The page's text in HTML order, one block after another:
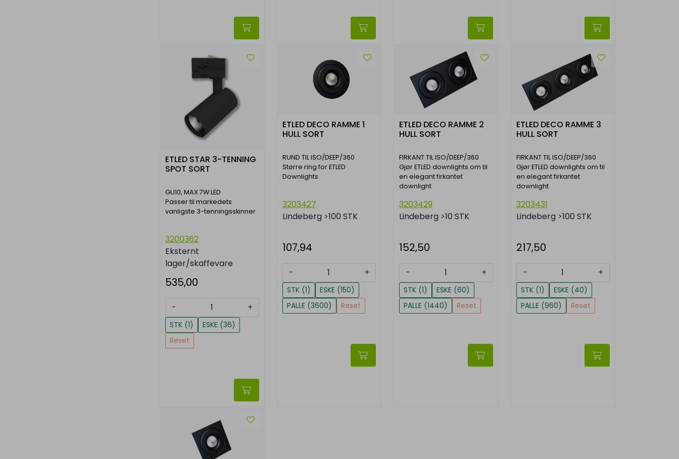
ETLED STAR 3-TENNING
SPOT SORT
GU10, MAX 7W LED
Passer til markedets
vanligste 3-tenningsskinner
3200362
Eksternt
lager/skaffevare
535,00
- +
STK (1)
ESKE (36)
Reset
ETLED DECO RAMME 1
HULL SORT
RUND TIL ISO/DEEP/360
Større ring for ETLED
Downlights
3203427
Lindeberg >100 STK
107,94
- +
STK (1)
ESKE (150)
PALLE (3600)
Reset
ETLED DECO RAMME 2
HULL SORT
FIRKANT TIL ISO/DEEP/360
Gjør ETLED downlights om til
en elegant firkantet
downlight
3203429
Lindeberg >10 STK
152,50
- +
STK (1)
ESKE (60)
PALLE (1440)
Reset
ETLED DECO RAMME 3
HULL SORT
FIRKANT TIL ISO/DEEP/360
Gjør ETLED downlights om til
en elegant firkantet
downlight
3203431
Lindeberg >100 STK
217,50
- +
STK (1)
ESKE (40)
PALLE (960)
Reset